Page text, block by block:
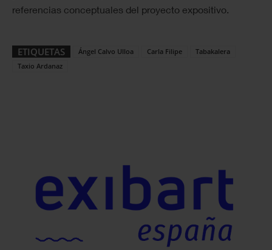
referencias conceptuales del proyecto expositivo.
ETIQUETAS Ángel Calvo Ulloa Carla Filipe
Tabakalera
Taxio Ardanaz